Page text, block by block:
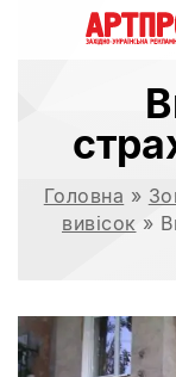
Головна »
вивісок »